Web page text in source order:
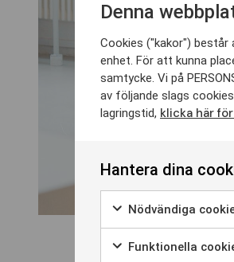
Denna
Cookies ("kakor") består
enhet. För att kunna
samtycke. Vi på
av följande slags
lagringstid, klicka här
Hantera dina
Nödvändiga
Funktionella